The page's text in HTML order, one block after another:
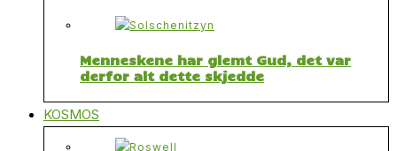
Menneskene har glemt Gud, det var
derfor alt dette skjedde
KOSMOS